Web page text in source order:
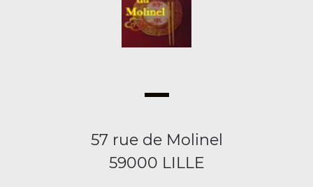
57 rue de Molinel
59000 LILLE